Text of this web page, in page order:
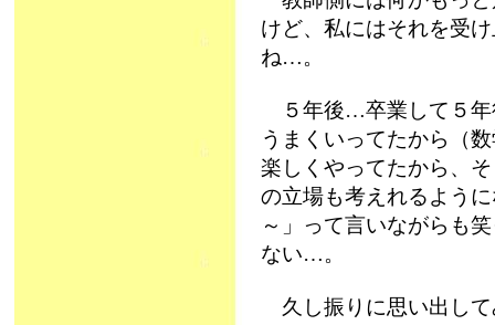
けど、私にはそれを受
ね…。
５年後…卒業して５年
うまくいってたから（
楽しくやってたから、
の立場も考えれるよう
～」って言いながらも
ない…。
久し振りに思い出して